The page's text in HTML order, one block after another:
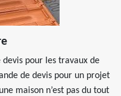
pour les travaux de
de devis pour un projet
maison n’est pas du tout